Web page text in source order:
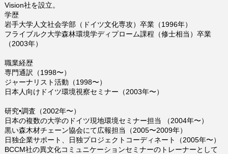
Vision社を設立。
学歴
岩手大学人文社会学部（ドイツ文化専攻）卒業（1996年）
フライブルク大学森林環境学ディプローム課程（修士相当）卒業
（2003年）
職業経歴
専門通訳（1998〜）
ジャーナリスト活動（1998〜）
日本人向けドイツ環境視察セミナー（2003年〜）
研究•調査（2002年〜）
日本の複数の大学のドイツ現地環境セミナー担当 （2004年〜）
黒い森木材チェーン協会にて広報担当（2005〜2009年）
日独企業サポート、日独プロジェクトコーディネート（2005年〜）
BCCM社の異文化コミュニケーションセミナーのトレーナーとして